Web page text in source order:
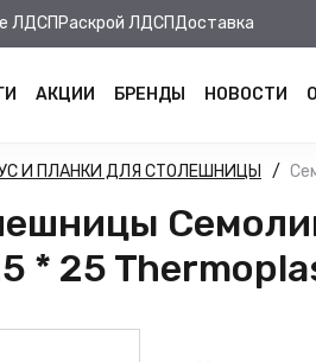
ЛДСП Раскрой ЛДСПДоставка
АКЦИИ БРЕНДЫ НОВОСТИ
И ПЛАНКИ ДЛЯ СТОЛЕШНИЦЫ
* 25